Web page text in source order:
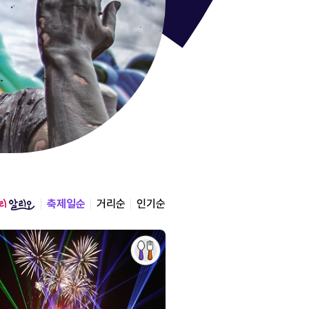
통영한
축제일순 거리순 인기순